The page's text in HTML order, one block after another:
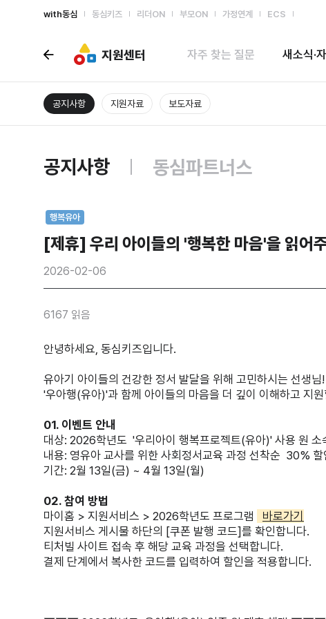
with동심 동심키즈 리더ON 부모ON 가정연계 ECS
지원센터 자주 찾는 질문 새소식·
공지사항 지원자료 보도자료
공지사항 동심파트너스
행복유아
[제휴] 우리 아이들의 '행복한 마음'을 읽
2026-02-06
6167 읽음
안녕하세요, 동심키즈입니다.
유아기 아이들의 건강한 정서 발달을 위해 고민하시는 선생님!
'우아행(유아)'과 함께 아이들의 마음을 더 깊이 이해하고 지
01. 이벤트 안내
대상: 2026학년도 '우리아이 행복프로젝트(유아)' 사용 원 소
내용: 영유아 교사를 위한 사회정서교육 과정 선착순 30% 할
기간: 2월 13일(금) ~ 4월 13일(월)
02. 참여 방법
마이홈 > 지원서비스 > 2026학년도 프로그램
바로가기
지원서비스 게시물 하단의 [쿠폰 발행 코드]를 확인합니다.
티처빌 사이트 접속 후 해당 교육 과정을 선택합니다.
결제 단계에서 복사한 코드를 입력하여 할인을 적용합니다.